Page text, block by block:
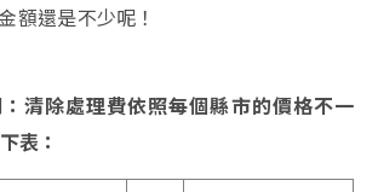
額還是不少呢！
清除處理費依照每個縣市的價格不一
表：